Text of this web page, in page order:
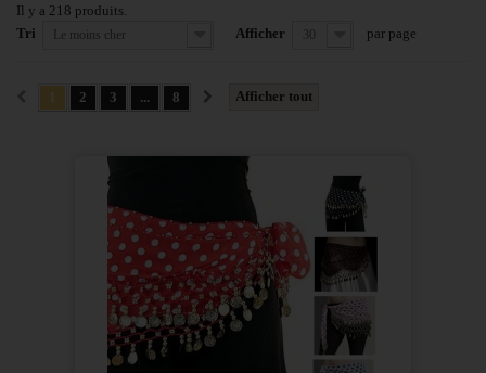
Il y a 218 produits.
Tri
Le moins cher Afficher 30 par page
Afficher tout
1 2 3 ... 8